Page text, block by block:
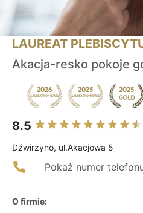
LAUREAT
Akacja-resko pokoje
8.5
Dźwirzyno, ul.Akacjowa 5
Pokaż numer
O firmie: